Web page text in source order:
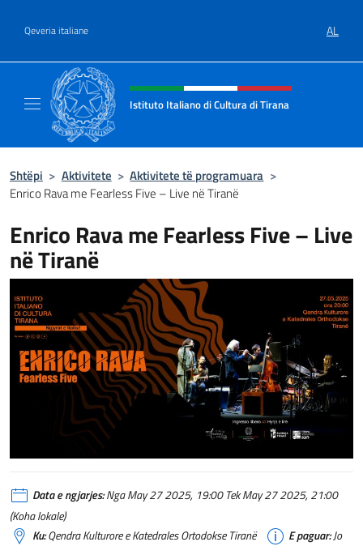
Qeveria italiane AL
Kreu i faqes në internet, media
Istituto Italiano di Cultura di Tirana
Shtëpi > Aktivitete > Aktivitete të programuara >
Enrico Rava me Fearless Five – Live në Tiranë
Enrico Rava me Fearless Five – Live
në Tiranë
Data e ngjarjes:Nga May 27 2025, 19:00 Tek May 27 2025, 21:00
(Koha lokale)
Ku:Qendra Kulturore e Katedrales Ortodokse Tiranë E paguar:Jo